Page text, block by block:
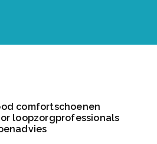
comfortschoenen
loopzorgprofessionals